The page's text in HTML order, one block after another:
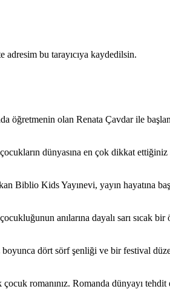
adresim bu tarayıcıya kaydedilsin.
olan Renata Çavdar ile
dünyasına en çok dikkat
Biblio Kids Yayınevi, yayın hayatına
anılarına dayalı sarı sıcak
dört sörf şenliği ve bir festival
çocuk romanınız. Romanda dünyayı